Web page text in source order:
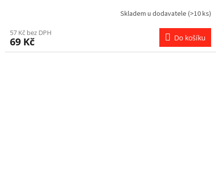
Skladem u dodavatele (>10 ks)
57 Kč bez DPH
69 Kč Do košíku